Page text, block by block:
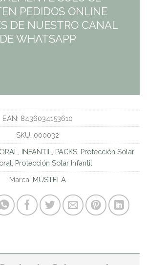
PEDIDOS ONLINE
DE NUESTRO CANAL
DE WHATSAPP
EAN: 8436034153610
SKU: 000032
INFANTIL PACKS, Protección Solar
Protección Solar Infantil
Marca: MUSTELA